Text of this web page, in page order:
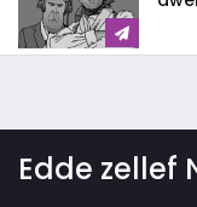
Edde zellef